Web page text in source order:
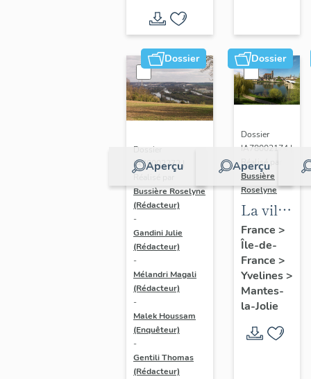
Dossier
Aperçu
Dossier
IA78002272 |
Bussière Roselyne
(Rédacteur)
-
Gandini Julie
(Rédacteur)
-
Mélandri Magali
(Rédacteur)
-
Malek Houssam
(Enquêteur)
-
Gentili Thomas
(Rédacteur)
Dossier
Aperçu
Dossier
IA78002174 |
Réalisé par
Bussière
Roselyne
La ville
de
Mantes-
la-Jolie
France >
Île-de-
France >
Yvelines>
Mantes-
la-Jolie